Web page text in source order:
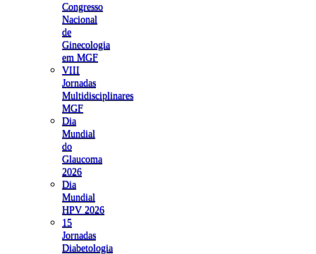
Congresso
Nacional
de
Ginecologia
em MGF
VIII
Jornadas
Multidisciplinares
MGF
Dia
Mundial
do
Glaucoma
2026
Dia
Mundial
HPV 2026
15
Jornadas
Diabetologia